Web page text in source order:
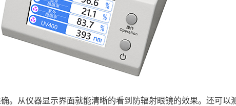
。从仪器显示界面就能清晰的看到防辐射眼镜的效果。还可